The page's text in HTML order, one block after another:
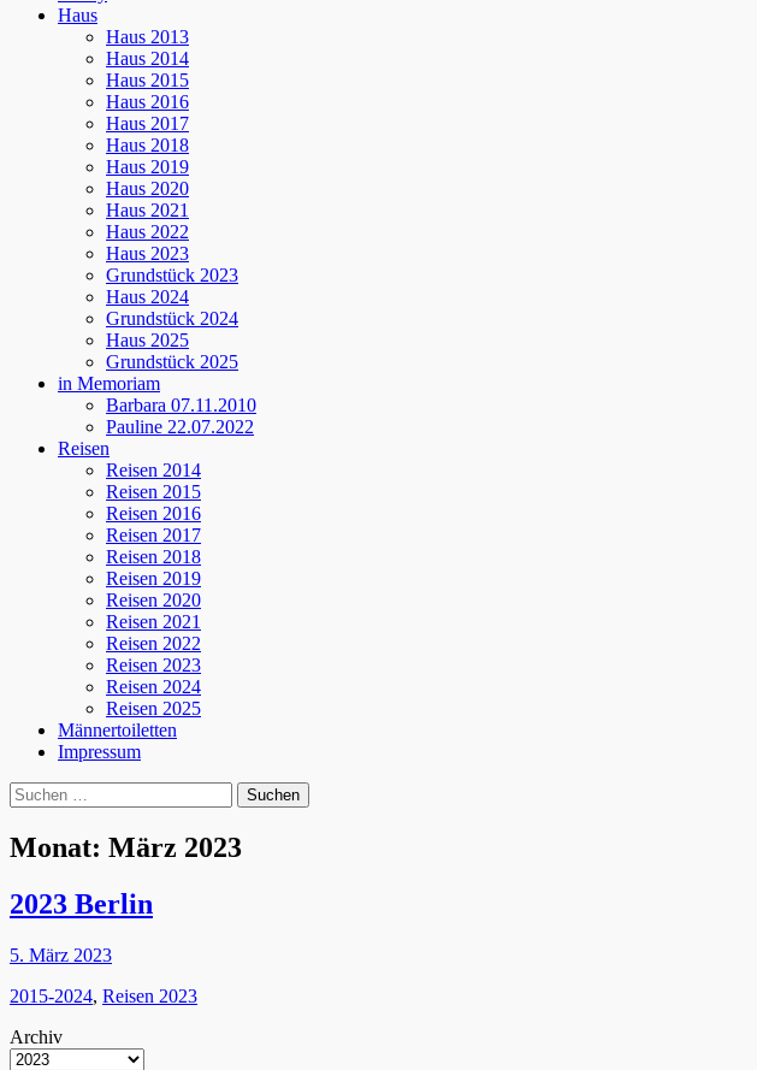
Haus
Haus 2013
Haus 2014
Haus 2015
Haus 2016
Haus 2017
Haus 2018
Haus 2019
Haus 2020
Haus 2021
Haus 2022
Haus 2023
Grundstück 2023
Haus 2024
Grundstück 2024
Haus 2025
Grundstück 2025
in Memoriam
Barbara 07.11.2010
Pauline 22.07.2022
Reisen
Reisen 2014
Reisen 2015
Reisen 2016
Reisen 2017
Reisen 2018
Reisen 2019
Reisen 2020
Reisen 2021
Reisen 2022
Reisen 2023
Reisen 2024
Reisen 2025
Männertoiletten
Impressum
Suchen
Suche
nach:
Monat: März 2023
2023 Berlin
Posted
5. März 2023
Kategorien
2015-2024, Reisen 2023
Archiv